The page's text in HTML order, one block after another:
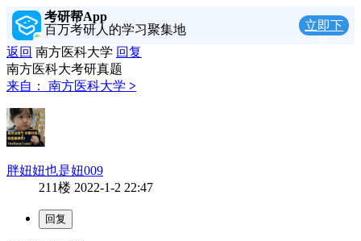
考研帮App
百万考研人的学习聚集地
立即下
返回 南方医科大学 回复
南方医科大考研真题
来自：
南方医科大学 >
胖妞妞也是妞009
211楼 2022-1-2 22:47